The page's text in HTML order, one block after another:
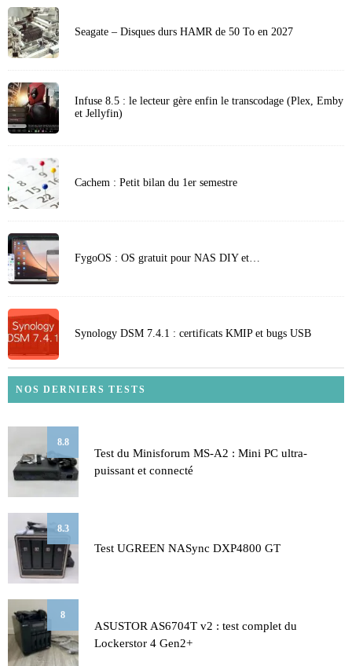
Seagate – Disques durs HAMR de 50 To en 2027
Infuse 8.5 : le lecteur gère enfin le transcodage (Plex, Emby
et Jellyfin)
Cachem : Petit bilan du 1er semestre
FygoOS : OS gratuit pour NAS DIY et…
Synology DSM 7.4.1 : certificats KMIP et bugs USB
NOS DERNIERS TESTS
8.8
Test du Minisforum MS-A2 : Mini PC ultra-
puissant et connecté
8.3
Test UGREEN NASync DXP4800 GT
8
ASUSTOR AS6704T v2 : test complet du
Lockerstor 4 Gen2+